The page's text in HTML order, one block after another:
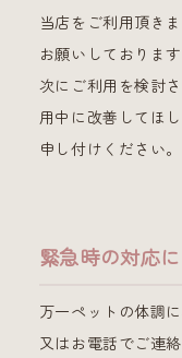
当店をご利用頂き
お願いしております
次にご利用を検討
用中に改善してほ
申し付けください
緊急時の対応
万一ペットの体調
又はお電話でご連絡